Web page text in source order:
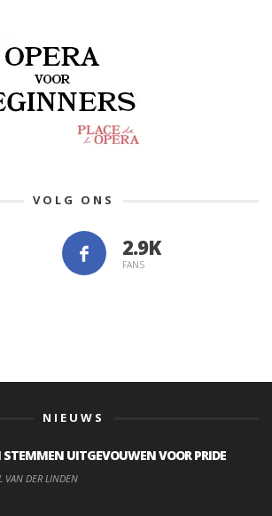
VOLG ONS
FANS
NIEUWS
STEMMEN UITGEVOUWEN VOOR PRIDE
VAN DER LINDEN